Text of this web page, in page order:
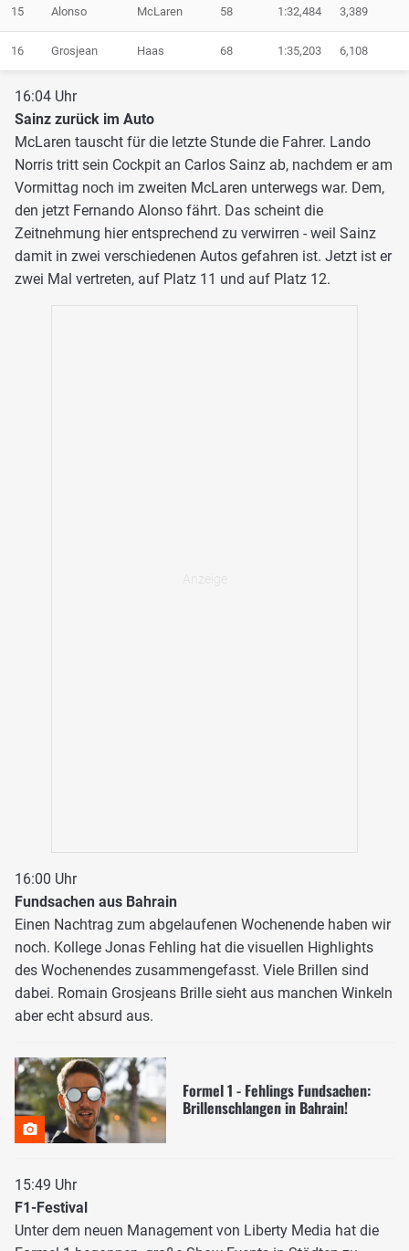
15 Alonso McLaren 58 1:32,484 3,389
16 Grosjean Haas 68 1:35,203 6,108
16:04 Uhr
Sainz zurück im Auto
McLaren tauscht für die letzte Stunde die Fahrer. Lando
Norris tritt sein Cockpit an Carlos Sainz ab, nachdem er am
Vormittag noch im zweiten McLaren unterwegs war. Dem,
den jetzt Fernando Alonso fährt. Das scheint die
Zeitnehmung hier entsprechend zu verwirren - weil Sainz
damit in zwei verschiedenen Autos gefahren ist. Jetzt ist er
zwei Mal vertreten, auf Platz 11 und auf Platz 12.
16:00 Uhr
Fundsachen aus Bahrain
Einen Nachtrag zum abgelaufenen Wochenende haben wir
noch. Kollege Jonas Fehling hat die visuellen Highlights
des Wochenendes zusammengefasst. Viele Brillen sind
dabei. Romain Grosjeans Brille sieht aus manchen Winkeln
aber echt absurd aus.
Formel 1 - Fehlings Fundsachen:
Brillenschlangen in Bahrain!
15:49 Uhr
F1-Festival
Unter dem neuen Management von Liberty Media hat die